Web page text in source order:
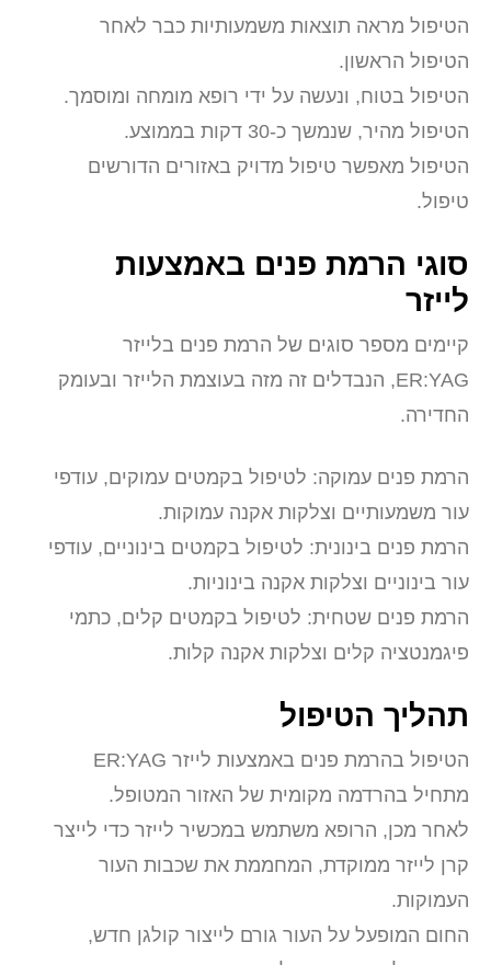
הטיפול מראה תוצאות משמעותיות כבר לאחר
הטיפול הראשון.
הטיפול בטוח, ונעשה על ידי רופא מומחה ומוסמך.
הטיפול מהיר, שנמשך כ-30 דקות בממוצע.
הטיפול מאפשר טיפול מדויק באזורים הדורשים
טיפול.
סוגי הרמת פנים באמצעות
לייזר
קיימים מספר סוגים של הרמת פנים בלייזר
ER:YAG, הנבדלים זה מזה בעוצמת הלייזר ובעומק
החדירה.
הרמת פנים עמוקה: לטיפול בקמטים עמוקים, עודפי
עור משמעותיים וצלקות אקנה עמוקות.
הרמת פנים בינונית: לטיפול בקמטים בינוניים, עודפי
עור בינוניים וצלקות אקנה בינוניות.
הרמת פנים שטחית: לטיפול בקמטים קלים, כתמי
פיגמנטציה קלים וצלקות אקנה קלות.
תהליך הטיפול
הטיפול בהרמת פנים באמצעות לייזר ER:YAG
מתחיל בהרדמה מקומית של האזור המטופל.
לאחר מכן, הרופא משתמש במכשיר לייזר כדי לייצר
קרן לייזר ממוקדת, המחממת את שכבות העור
העמוקות.
החום המופעל על העור גורם לייצור קולגן חדש,